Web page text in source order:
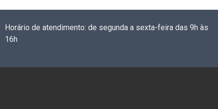
Horário de atendimento: de segunda a sexta-feira das 9h às
16h